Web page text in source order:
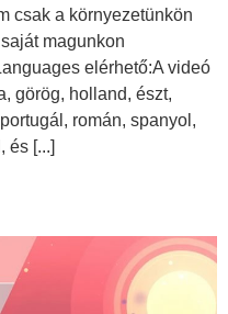
csak a környezetünkön
magunkon
elérhető:A videó
görög, holland, észt,
román, spanyol,
és [...]